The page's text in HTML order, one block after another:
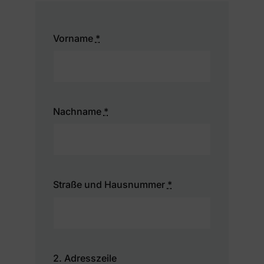
Vorname *
Nachname *
Straße und Hausnummer *
2. Adresszeile